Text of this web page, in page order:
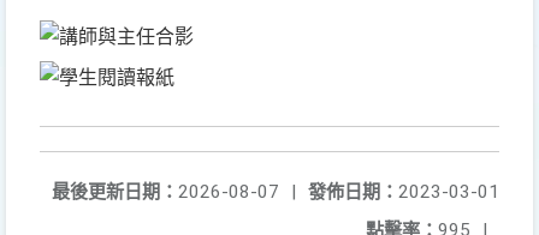
發佈日期： 2023-03-01
最後更新日期： 2026-08-07
|
點擊率： 995 |